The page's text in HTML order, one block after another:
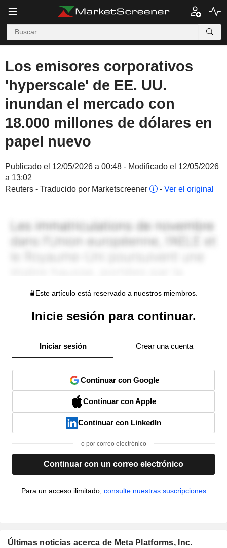
Los emisores corporativos
'hyperscale' de EE. UU.
inundan el mercado con
18.000 millones de dólares en
papel nuevo
Publicado el 12/05/2026 a 00:48 - Modificado el 12/05/2026
a 13:02
Reuters - Traducido por Marketscreener
- Ver el original
Este artículo está reservado a nuestros miembros.
Inicie sesión para continuar.
Iniciar sesión Crear una cuenta
Continuar con Google
Continuar con Apple
Continuar con LinkedIn
o por correo electrónico
Continuar con un correo electrónico
Para un acceso ilimitado, consulte nuestras suscripciones
Últimas noticias acerca de Meta Platforms, Inc.